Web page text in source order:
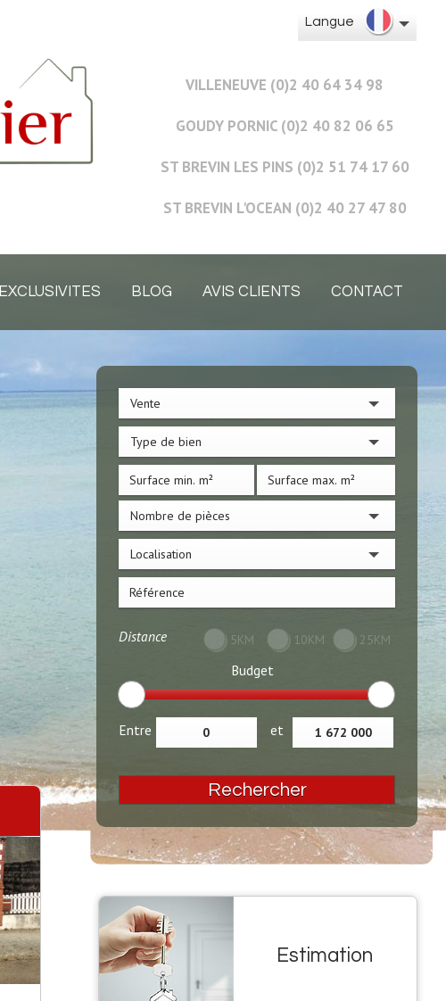
Langue
VILLENEUVE (0)2 40 64 34 98
GOUDY PORNIC (0)2 40 82 06 65
ST BREVIN LES PINS (0)2 51 74 17 60
ST BREVIN L'OCEAN (0)2 40 27 47 80
EXCLUSIVITES BLOG AVIS CLIENTS CONTACT
Vente
Type de bien
Nombre de pièces
Localisation
Distance 5KM 10KM 25KM
Budget
Entre et
Rechercher
Estimation